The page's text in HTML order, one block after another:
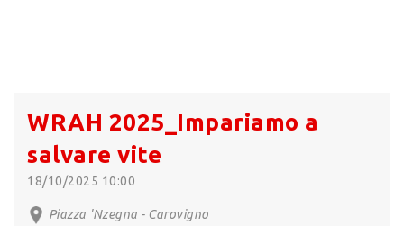
WRAH 2025_Impariamo a
salvare vite
18/10/2025 10:00
Piazza 'Nzegna - Carovigno